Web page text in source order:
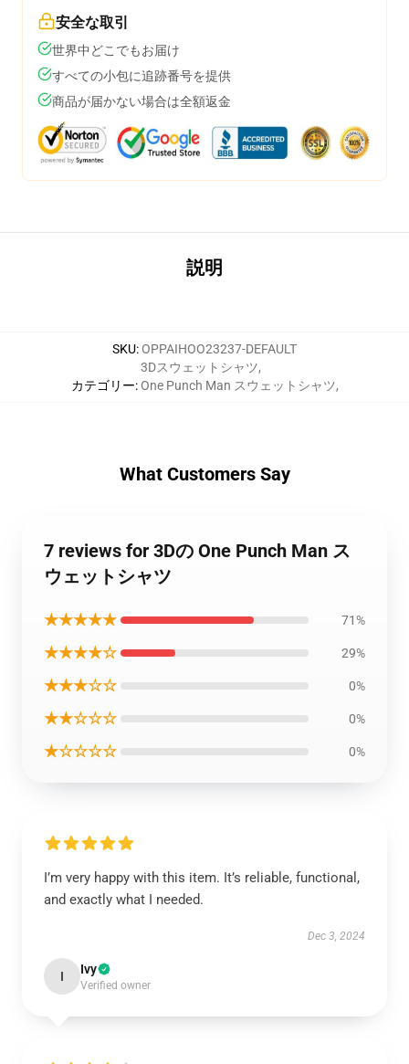
安全な取引
世界中どこでもお届け
すべての小包に追跡番号を提供
商品が届かない場合は全額返金
説明
SKU:OPPAIHOO23237-DEFAULT
カテゴリー:
3Dスウェットシャツ,
One Punch Man スウェットシャツ,
What Customers Say
7 reviews for 3Dの One Punch Man ス
ウェットシャツ
★★★★★ 71%
★★★★☆ 29%
★★★☆☆ 0%
★★☆☆☆ 0%
★☆☆☆☆ 0%
I’m very happy with this item. It’s reliable, functional,
and exactly what I needed.
Dec 3, 2024
I Ivy
Verified owner